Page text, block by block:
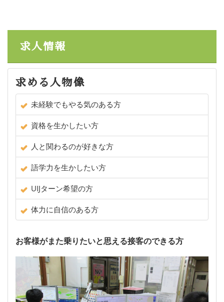
求人情報
求める人物像
未経験でもやる気のある方
資格を生かしたい方
人と関わるのが好きな方
語学力を生かしたい方
UIJターン希望の方
体力に自信のある方
お客様がまた乗りたいと思える接客のできる方